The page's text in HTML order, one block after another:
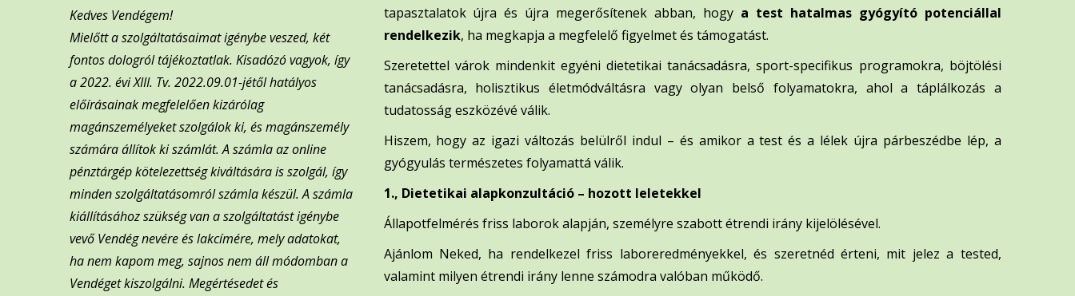
Kedves Vendégem!
Mielőtt a szolgáltatásaimat igénybe veszed, két
fontos dologról tájékoztatlak. Kisadózó vagyok, így
a 2022. évi XIII. Tv. 2022.09.01-jétől hatályos
előírásainak megfelelően kizárólag
magánszemélyeket szolgálok ki, és magánszemély
számára állítok ki számlát. A számla az online
pénztárgép kötelezettség kiváltására is szolgál, így
minden szolgáltatásomról számla készül. A számla
kiállításához szükség van a szolgáltatást igénybe
vevő Vendég nevére és lakcímére, mely adatokat,
ha nem kapom meg, sajnos nem áll módomban a
Vendéget kiszolgálni. Megértésedet és
tapasztalatok újra és újra megerősítenek abban, hogy a test hatalmas gyógyító potenciállal
rendelkezik, ha megkapja a megfelelő figyelmet és támogatást.
Szeretettel várok mindenkit egyéni dietetikai tanácsadásra, sport-specifikus programokra, böjtölési
tanácsadásra, holisztikus életmódváltásra vagy olyan belső folyamatokra, ahol a táplálkozás a
tudatosság eszközévé válik.
Hiszem, hogy az igazi változás belülről indul – és amikor a test és a lélek újra párbeszédbe lép, a
gyógyulás természetes folyamattá válik.
1., Dietetikai alapkonzultáció – hozott leletekkel
Állapotfelmérés friss laborok alapján, személyre szabott étrendi irány kijelölésével.
Ajánlom Neked, ha rendelkezel friss laboreredményekkel, és szeretnéd érteni, mit jelez a tested,
valamint milyen étrendi irány lenne számodra valóban működő.